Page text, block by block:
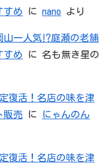
すめ に nano より
山一人気⁉庭瀬の老舗
すめ に 名も無き星の
復活！名店の味を津
販売 に
にゃんのん
復活！名店の味を津